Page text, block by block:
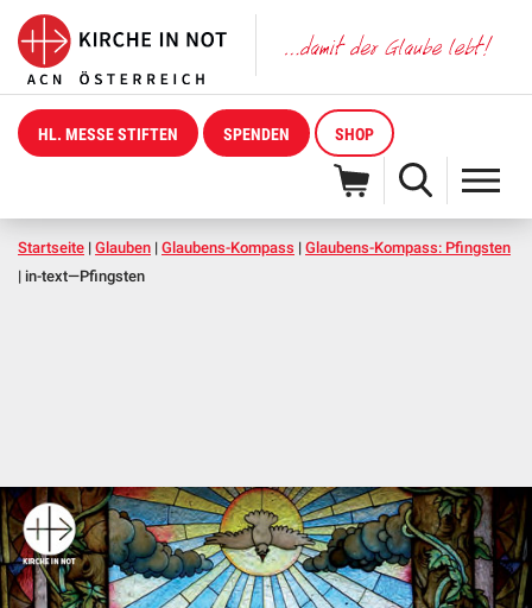
HL. MESSE STIFTEN SPENDEN SHOP
Startseite | Glauben | Glaubens-Kompass | Glaubens-Kompass: Pfingsten
| in-text—Pfingsten